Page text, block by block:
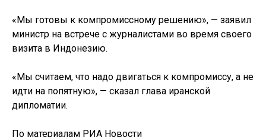
«Мы готовы к компромиссному решению», — заявил
министр на встрече с журналистами во время своего
визита в Индонезию.
«Мы считаем, что надо двигаться к компромиссу, а не
идти на попятную», — сказал глава иранской
дипломатии.
По материалам РИА Новости